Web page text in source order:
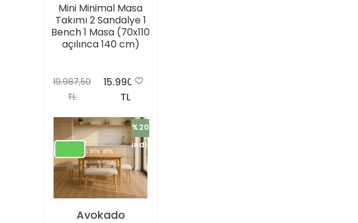
Mini Minimal Masa
Takımı 2 Sandalye 1
Bench 1 Masa (70x110
açılınca 140 cm)
19.987,50
TL
15.990,00
TL
%20
indirimli
Avokado